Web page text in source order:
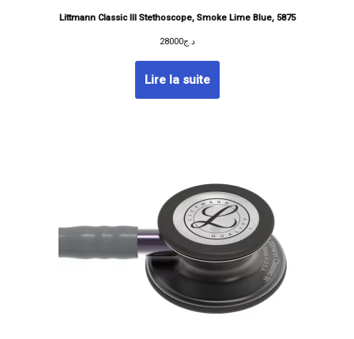
Littmann Classic III Stethoscope, Smoke Lime Blue, 5875
د.ج28000
Lire la suite